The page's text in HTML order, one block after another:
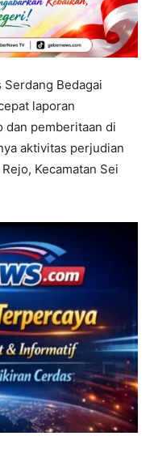
Bedagai
laporan
dan pemberitaan di
aktivitas perjudian
Kecamatan Sei